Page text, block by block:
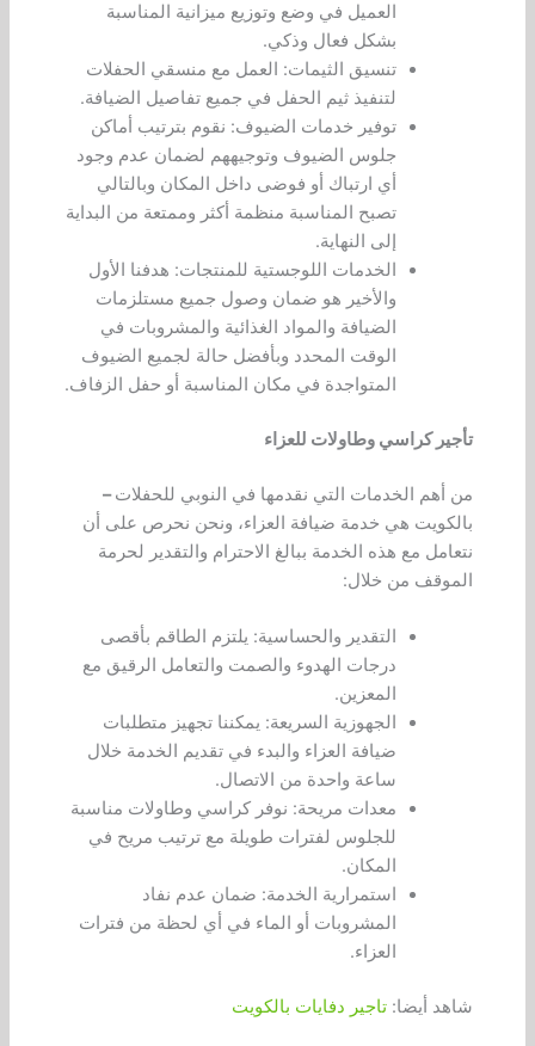
العميل في وضع وتوزيع ميزانية المناسبة
بشكل فعال وذكي.
تنسيق الثيمات: العمل مع منسقي الحفلات
لتنفيذ ثيم الحفل في جميع تفاصيل الضيافة.
توفير خدمات الضيوف: نقوم بترتيب أماكن
جلوس الضيوف وتوجيههم لضمان عدم وجود
أي ارتباك أو فوضى داخل المكان وبالتالي
تصبح المناسبة منظمة أكثر وممتعة من البداية
إلى النهاية.
الخدمات اللوجستية للمنتجات: هدفنا الأول
والأخير هو ضمان وصول جميع مستلزمات
الضيافة والمواد الغذائية والمشروبات في
الوقت المحدد وبأفضل حالة لجميع الضيوف
المتواجدة في مكان المناسبة أو حفل الزفاف.
تأجير كراسي وطاولات للعزاء
من أهم الخدمات التي نقدمها في النوبي للحفلات–
بالكويت هي خدمة ضيافة العزاء، ونحن نحرص على أن
نتعامل مع هذه الخدمة ببالغ الاحترام والتقدير لحرمة
الموقف من خلال:
التقدير والحساسية: يلتزم الطاقم بأقصى
درجات الهدوء والصمت والتعامل الرقيق مع
المعزين.
الجهوزية السريعة: يمكننا تجهيز متطلبات
ضيافة العزاء والبدء في تقديم الخدمة خلال
ساعة واحدة من الاتصال.
معدات مريحة: نوفر كراسي وطاولات مناسبة
للجلوس لفترات طويلة مع ترتيب مريح في
المكان.
استمرارية الخدمة: ضمان عدم نفاد
المشروبات أو الماء في أي لحظة من فترات
العزاء.
شاهد أيضا: تاجير دفايات بالكويت